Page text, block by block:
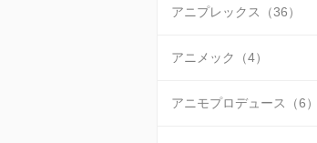
アニプレックス（36）
アニメック（4）
アニモプロデュース（6）